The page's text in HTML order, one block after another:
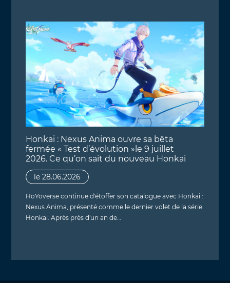
Honkai : Nexus Anima ouvre sa bêta
fermée « Test d’évolution »le 9 juillet
2026. Ce qu’on sait du nouveau Honkai
le 28.06.2026
HoYoverse continue d'étoffer son catalogue avec Honkai :
Nexus Anima, présenté comme le dernier volet de la série
Honkai. Après près d'un an de…